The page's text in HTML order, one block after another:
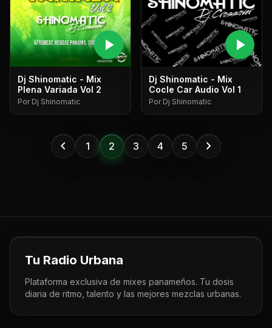
play_arrow
Dj Shinomatic - Mix
Plena Variada Vol 2
Por Dj Shinomatic
play_arrow
Dj Shinomatic - Mix
Cocle Car Audio Vol 1
Por Dj Shinomatic
chevron_left 1 2 3 4 5 chevron_right
Tu Radio Urbana
Plataforma exclusiva de mixes panameños. Tu dosis
diaria de ritmo, talento y las mejores mezclas urbanas.